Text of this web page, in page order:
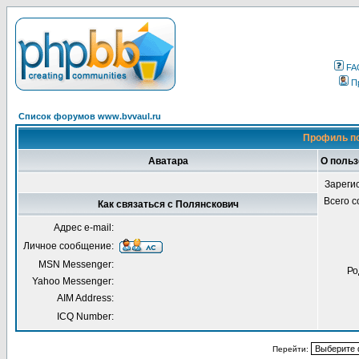
Список форумов www.bvvaul.ru
Профиль
Аватара О
Всего
Как связаться с Полянскович
Адрес e-mail:
Личное сообщение:
MSN Messenger:
Yahoo Messenger:
AIM Address:
ICQ Number:
Перейти: